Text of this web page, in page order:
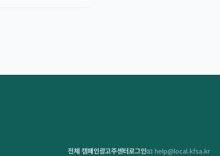
전체 캠페인광고주센터로그인📧 help@local.kfsa.kr